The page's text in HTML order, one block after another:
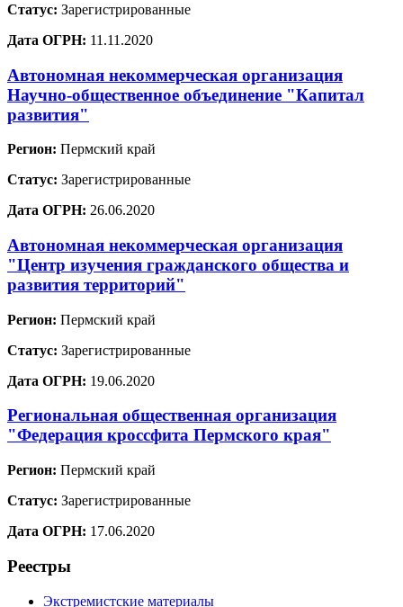
Статус: Зарегистрированные
Дата ОГРН: 11.11.2020
Автономная некоммерческая организация
Научно-общественное объединение "Капитал
развития"
Регион: Пермский край
Статус: Зарегистрированные
Дата ОГРН: 26.06.2020
Автономная некоммерческая организация
"Центр изучения гражданского общества и
развития территорий"
Регион: Пермский край
Статус: Зарегистрированные
Дата ОГРН: 19.06.2020
Региональная общественная организация
"Федерация кроссфита Пермского края"
Регион: Пермский край
Статус: Зарегистрированные
Дата ОГРН: 17.06.2020
Реестры
Экстремистские материалы